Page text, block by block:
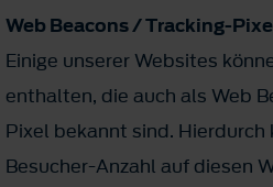
Web Beacons / Tracking-
Einige unserer Websites
enthalten, die auch als Web
Pixel bekannt sind. Hierdurch
Besucher-Anzahl auf diesen